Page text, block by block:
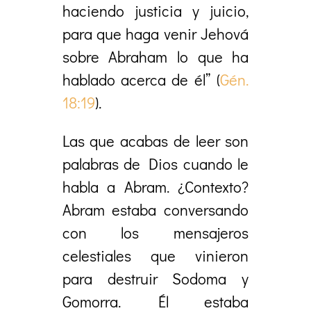
haciendo justicia y juicio,
para que haga venir Jehová
sobre Abraham lo que ha
hablado acerca de él” (Gén.
18:19).
Las que acabas de leer son
palabras de Dios cuando le
habla a Abram. ¿Contexto?
Abram estaba conversando
con los mensajeros
celestiales que vinieron
para destruir Sodoma y
Gomorra. Él estaba